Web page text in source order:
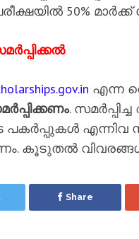
50%
എന്ന
.
എന്നിവ
കൂടുതൽ
Share